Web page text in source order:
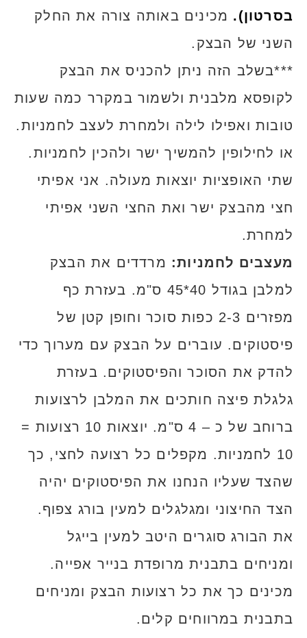
בסרטון). מכינים באותה צורה את החלק
השני של הבצק.
***בשלב הזה ניתן להכניס את הבצק
לקופסא מלבנית ולשמור במקרר כמה שעות
טובות ואפילו לילה ולמחרת לעצב לחמניות.
או לחילופין להמשיך ישר ולהכין לחמניות.
שתי האופציות יוצאות מעולה. אני אפיתי
חצי מהבצק ישר ואת החצי השני אפיתי
למחרת.
מעצבים לחמניות: מרדדים את הבצק
למלבן בגודל 40*45 ס"מ. בעזרת כף
מפזרים 2-3 כפות סוכר וחופן קטן של
פיסטוקים. עוברים על הבצק עם מערוך כדי
להדק את הסוכר והפיסטוקים. בעזרת
גלגלת פיצה חותכים את המלבן לרצועות
ברוחב של כ – 4 ס"מ. יוצאות 10 רצועות =
10 לחמניות. מקפלים כל רצועה לחצי, כך
שהצד שעליו הנחנו את הפיסטוקים יהיה
הצד החיצוני ומגלגלים למעין בורג צפוף.
את הבורג סוגרים היטב למעין בייגל
ומניחים בתבנית מרופדת בנייר אפייה.
מכינים כך את כל רצועות הבצק ומניחים
בתבנית במרווחים קלים.